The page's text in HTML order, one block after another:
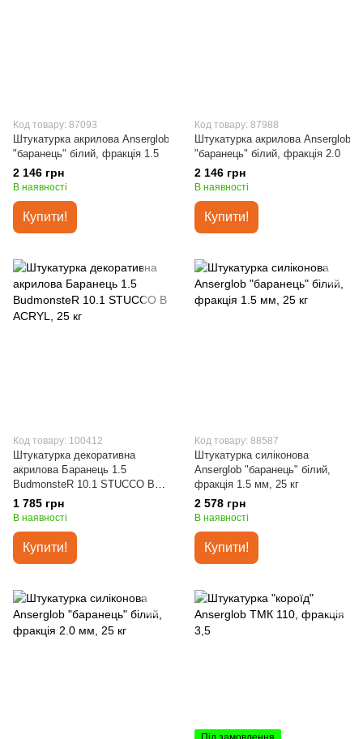
Код товару: 87093
Штукатурка акрилова Anserglob
"баранець" білий, фракція 1.5
2 146 грн
В наявності
Купити!
Код товару: 87988
Штукатурка акрилова Anserglob
"баранець" білий, фракція 2.0
2 146 грн
В наявності
Купити!
Код товару: 100412
Штукатурка декоративна
акрилова Баранець 1.5
BudmonsteR 10.1 STUCCO B
ACRYL, 25 кг
1 785 грн
В наявності
Купити!
Код товару: 88587
Штукатурка силіконова
Anserglob "баранець" білий,
фракція 1.5 мм, 25 кг
2 578 грн
В наявності
Купити!